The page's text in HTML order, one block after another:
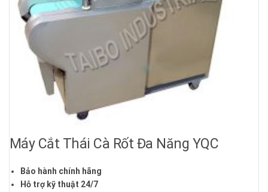
Máy Cắt Thái Cà Rốt Đa Năng YQC
Bảo hành chính hãng
Hỗ trợ kỹ thuật 24/7